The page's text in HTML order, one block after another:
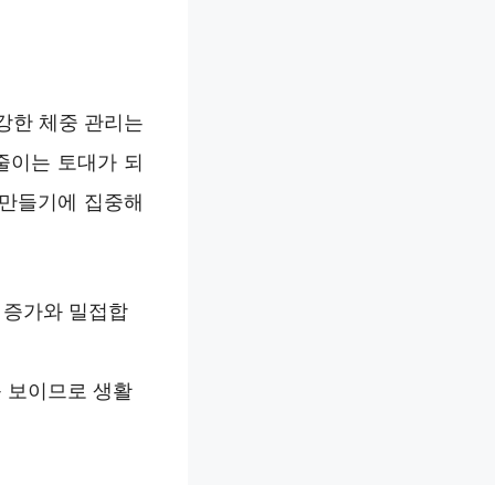
한 체중 관리는
이는 토대가 되
들기에 집중해
가와 밀접합
보이므로 생활